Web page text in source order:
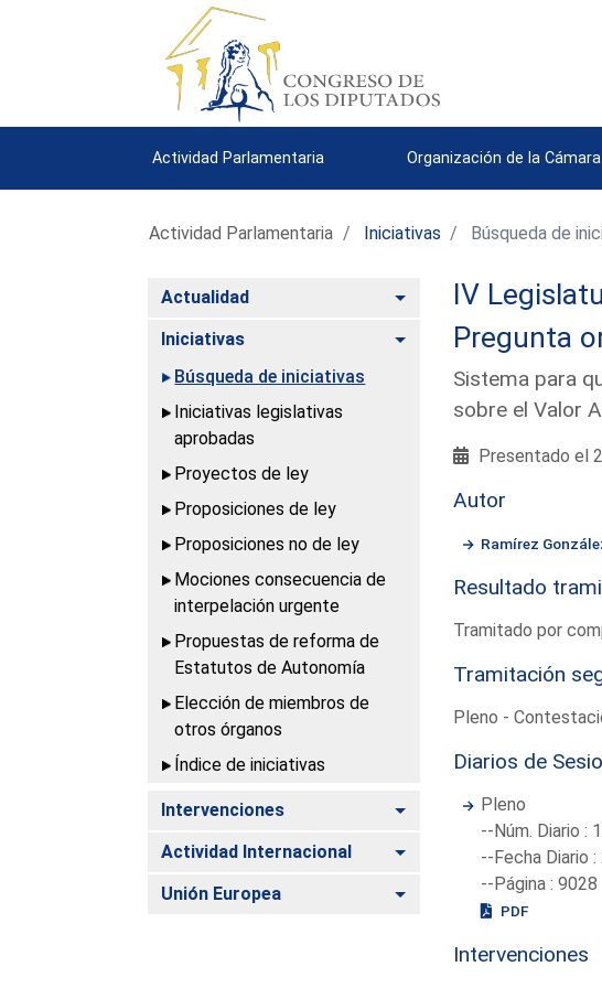
Actividad Parlamentaria Organización de la Cámara
Actividad Parlamentaria Iniciativas Búsqueda de
Actualidad Alternar
Iniciativas
Alternar
Búsqueda de iniciativas
Iniciativas legislativas
aprobadas
Proyectos de ley
Proposiciones de ley
Proposiciones no de ley
Mociones consecuencia de
interpelación urgente
Propuestas de reforma de
Estatutos de Autonomía
Elección de miembros de
otros órganos
Índice de iniciativas
Intervenciones Alternar
Actividad Internacional Alternar
Unión Europea Alternar
IV
Pregunta
Sistema para
sobre el Valor
Presentado el
Autor
Ramírez
Resultado
Tramitado por
Tramitación
Pleno -
Diarios de
Pleno
--Núm. Diario :
--Fecha Diario
--Página : 9028
PDF
Intervenciones